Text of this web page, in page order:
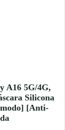
A16 5G/4G,
Silicona
[Anti-